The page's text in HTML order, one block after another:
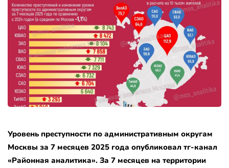
Уровень преступности по административным округам
Москвы за 7 месяцев 2025 года опубликовал тг-канал
«Районная аналитика». За 7 месяцев на территории